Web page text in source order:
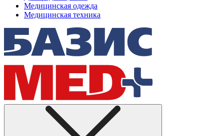
Медицинская одежда
Медицинская техника